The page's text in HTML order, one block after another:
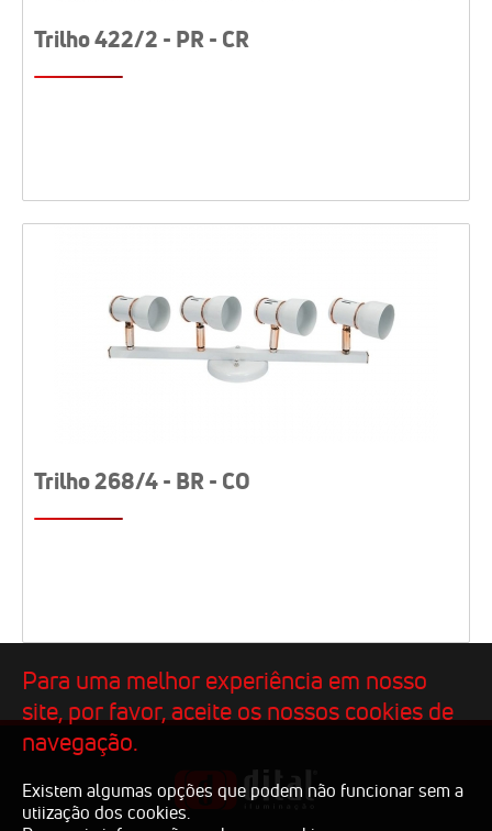
Trilho 422/2 - PR - CR
Trilho 268/4 - BR - CO
Para uma melhor experiência em nosso
site, por favor, aceite os nossos cookies de
navegação.
Existem algumas opções que podem não funcionar sem a
utiização dos cookies.